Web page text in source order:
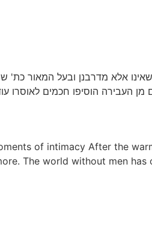
אלא מדרבנן ובעל המאור כת'
מן העבירה הוסיפו חכמים לאוסרו
of intimacy After the
The world without men